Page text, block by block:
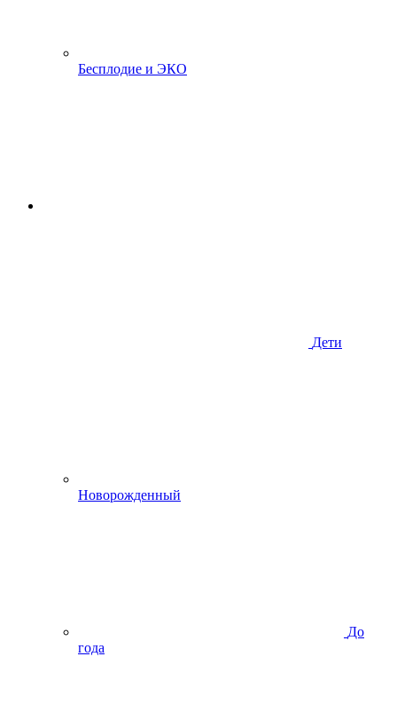
Бесплодие и ЭКО
Дети
Новорожденный
До
года